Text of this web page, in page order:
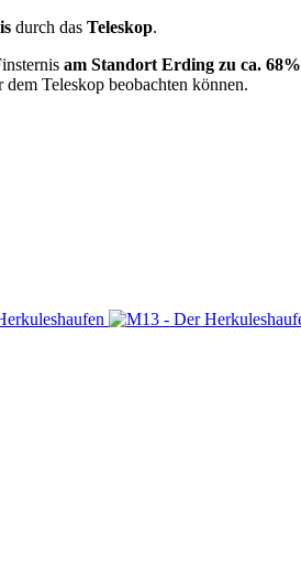
durch das Teleskop.
am Standort Erding zu ca. 68%
Teleskop beobachten können.